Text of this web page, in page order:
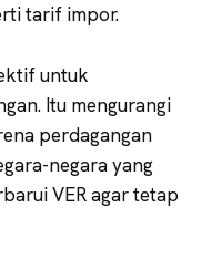
tarif impor.
untuk
Itu mengurangi
perdagangan
negara yang
VER agar tetap